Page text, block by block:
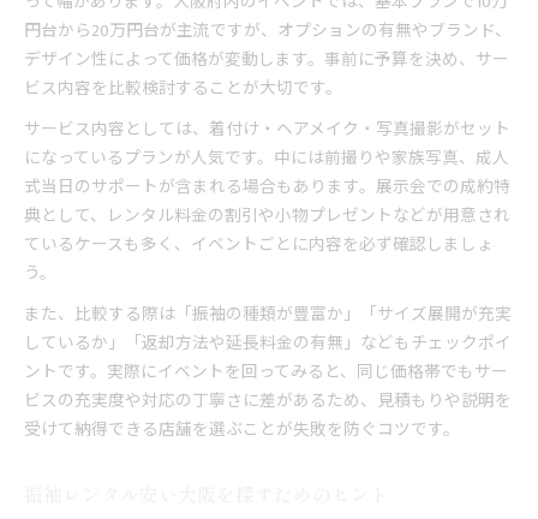
円台から20万円台が主流ですが、オプションの有無やブランド、
デザイン性によって価格が変動します。事前に予算を決め、サー
ビス内容を比較検討することが大切です。
サービス内容としては、着付け・ヘアメイク・写真撮影がセット
になっているプランが人気です。中には前撮りや家族写真、成人
式当日のサポートが含まれる場合もあります。展示会での成約特
典として、レンタル料金の割引や小物プレゼントなどが用意され
ているケースも多く、イベントごとに内容を必ず確認しましょ
う。
また、比較する際は「振袖の種類が豊富か」「サイズ展開が充実
しているか」「返却方法や延長料金の有無」などもチェックポイ
ントです。実際にイベントを回ってみると、同じ価格帯でもサー
ビスの充実度や対応の丁寧さに差があるため、見積もりや説明を
受けて納得できる店舗を選ぶことが失敗を防ぐコツです。